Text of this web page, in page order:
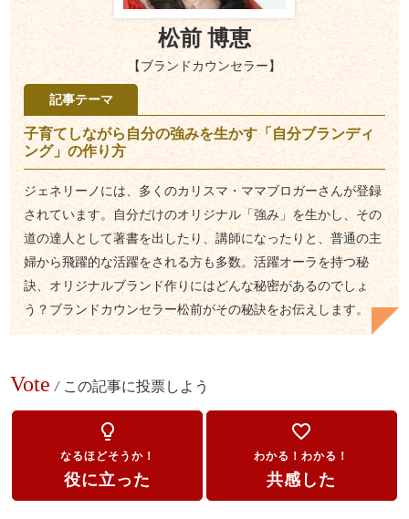
松前 博恵
【ブランドカウンセラー】
記事テーマ
子育てしながら自分の強みを生かす「自分ブランディ
ング」の作り方
ジェネリーノには、多くのカリスマ・ママブロガーさんが登録
されています。自分だけのオリジナル「強み」を生かし、その
道の達人として著書を出したり、講師になったりと、普通の主
婦から飛躍的な活躍をされる方も多数。活躍オーラを持つ秘
訣、オリジナルブランド作りにはどんな秘密があるのでしょ
う？ブランドカウンセラー松前がその秘訣をお伝えします。
Vote / この記事に投票しよう
lightbulb_outline
なるほどそうか！
役に立った
favorite_border
わかる！わかる！
共感した